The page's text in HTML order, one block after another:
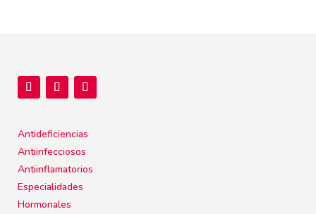
Antideficiencias
Antiinfecciosos
Antiinflamatorios
Especialidades
Hormonales